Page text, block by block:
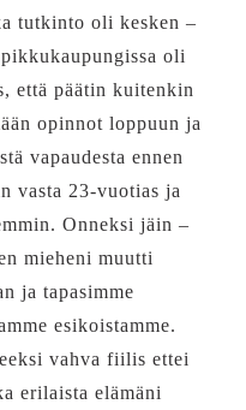
tutkinto oli kesken –
oli
että päätin kuitenkin
opinnot loppuun ja
vapaudesta ennen
vasta 23-vuotias ja
Onneksi jäin –
mieheni muutti
ja tapasimme
esikoistamme.
vahva fiilis ettei
erilaista elämäni